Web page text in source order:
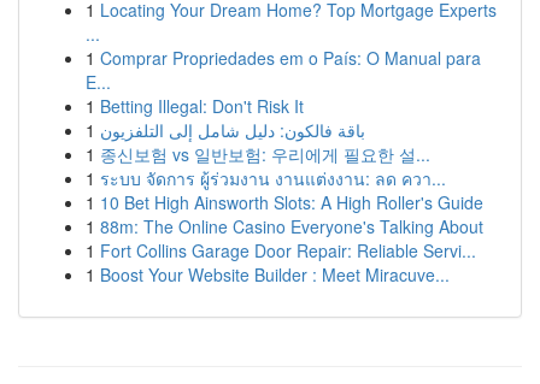
1 Locating Your Dream Home? Top Mortgage Experts
...
1 Comprar Propriedades em o País: O Manual para
E...
1 Betting Illegal: Don't Risk It
1 باقة فالكون: دليل شامل إلى التلفزيون
1 종신보험 vs 일반보험: 우리에게 필요한 설...
1 ระบบ จัดการ ผู้ร่วมงาน งานแต่งงาน: ลด ควา...
1 10 Bet High Ainsworth Slots: A High Roller's Guide
1 88m: The Online Casino Everyone's Talking About
1 Fort Collins Garage Door Repair: Reliable Servi...
1 Boost Your Website Builder : Meet Miracuve...